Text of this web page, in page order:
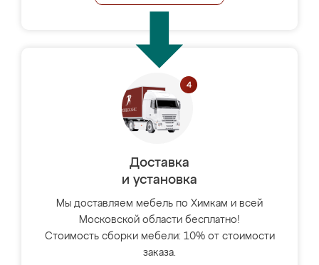
Доставка
и установка
Мы доставляем мебель по Химкам и всей
Московской области бесплатно!
Стоимость сборки мебели: 10% от стоимости
заказа.